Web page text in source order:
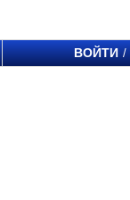
ВОЙТИ /